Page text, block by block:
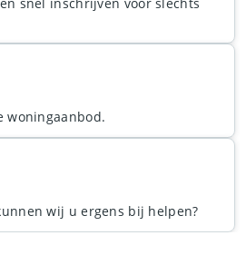
woningaanbod.
wij u ergens bij helpen?